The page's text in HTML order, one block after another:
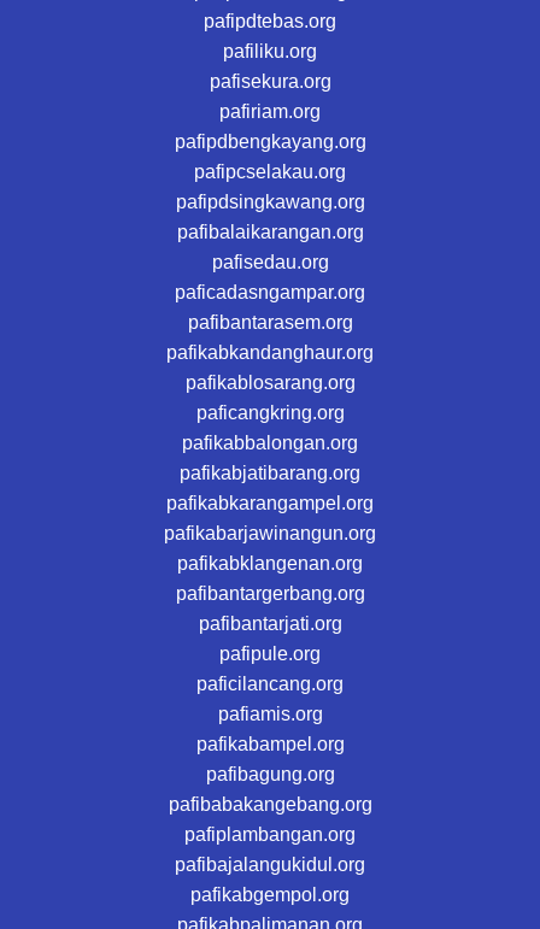
pafipdtebas.org
pafiliku.org
pafisekura.org
pafiriam.org
pafipdbengkayang.org
pafipcselakau.org
pafipdsingkawang.org
pafibalaikarangan.org
pafisedau.org
paficadasngampar.org
pafibantarasem.org
pafikabkandanghaur.org
pafikablosarang.org
paficangkring.org
pafikabbalongan.org
pafikabjatibarang.org
pafikabkarangampel.org
pafikabarjawinangun.org
pafikabklangenan.org
pafibantargerbang.org
pafibantarjati.org
pafipule.org
paficilancang.org
pafiamis.org
pafikabampel.org
pafibagung.org
pafibabakangebang.org
pafiplambangan.org
pafibajalangukidul.org
pafikabgempol.org
pafikabpalimanan.org